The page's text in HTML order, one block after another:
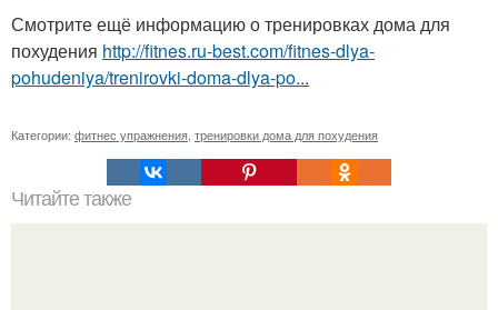
Смотрите ещё информацию о тренировках дома для
похудения http://fitnes.ru-best.com/fitnes-dlya-
pohudeniya/trenirovki-doma-dlya-po...
Категории: фитнес упражнения тренировки дома для похудения
Читайте также